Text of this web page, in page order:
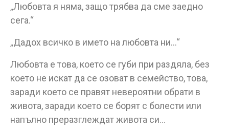
„Любовта я няма, защо трябва да сме заедно
сега.“
„Дадох всичко в името на любовта ни…“
Любовта е това, което се губи при раздяла, без
което не искат да се озоват в семейство, това,
заради което се правят невероятни обрати в
живота, заради което се борят с болести или
напълно преразглеждат живота си…